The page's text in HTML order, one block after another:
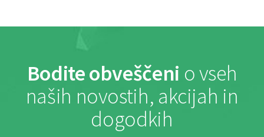
Bodite obveščeni o vseh
naših novostih, akcijah in
dogodkih